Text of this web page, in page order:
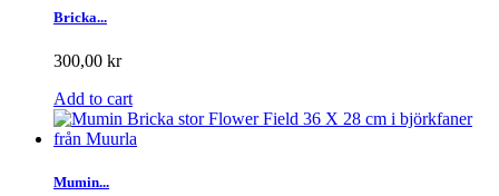
Bricka...
300,00 kr
Add to cart
Mumin...